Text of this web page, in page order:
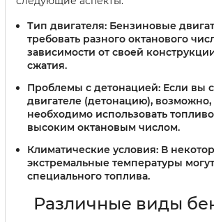
Тип двигателя: Бензиновые
требовать разного октанового
зависимости от своей
сжатия.
Проблемы с детонацией: Если вы
двигателе (детонацию), возможно,
необходимо использовать
высоким октановым числом.
Климатические условия: В
экстремальные температуры
специального топлива.
Различные виды